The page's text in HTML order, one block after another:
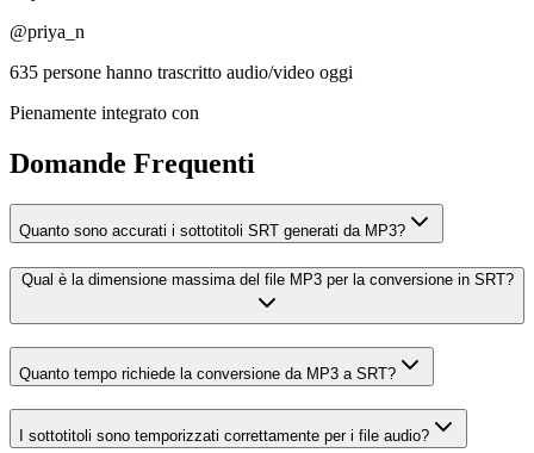
@priya_n
635 persone hanno trascritto audio/video oggi
Pienamente integrato con
Domande Frequenti
Quanto sono accurati i sottotitoli SRT generati da MP3?
Qual è la dimensione massima del file MP3 per la conversione in SRT?
Quanto tempo richiede la conversione da MP3 a SRT?
I sottotitoli sono temporizzati correttamente per i file audio?